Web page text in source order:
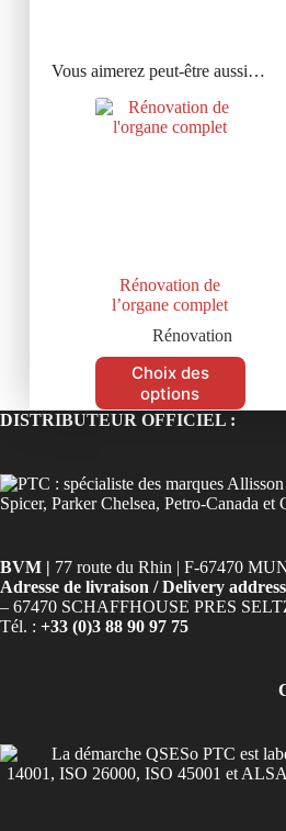
Vous aimerez peut-être aussi…
Rénovation de
l’organe complet
Rénovation
Choix des
options
DISTRIBUTEUR OFFICIEL :
BVM | 77 route du Rhin | F-67470
Adresse de livraison / Delivery
– 67470 SCHAFFHOUSE PRES
Tél. : +33 (0)3 88 90 97 75